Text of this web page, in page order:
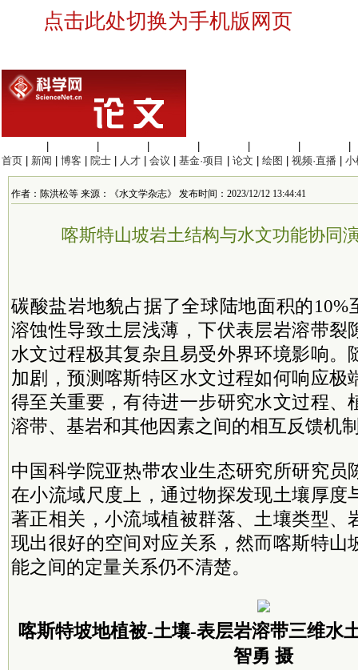
点击此处切换为手机版网页
首页
新闻 博客 院士 人才 会议 基金·项目 论文 绘图 视频·直播 小
作者：陈洪松等 来源：《水文学杂志》 发布时间：2023/12/12 13:44:41
喀斯特山坡岩土结构与水文功能协同
碳酸盐岩地貌占据了全球陆地面积的10%
溶蚀性导致土层浅薄，下伏表层岩溶带裂
水文过程极其复杂且易受外界环境影响。
加剧，预测喀斯特区水文过程如何响应极
得至关重要，有待进一步研究水文过程、
溶带、基岩和其他因素之间的相互反馈机
中国科学院亚热带农业生态研究所研究员
在小流域尺度上，通过物探发现土壤厚度
著正相关，小流域植被群落、土壤类型、
现出很好的空间对应关系，然而喀斯特山
能之间的定量关系仍不清楚。
喀斯特坡地植被-土壤-表层岩溶带三维水
智勇 摄